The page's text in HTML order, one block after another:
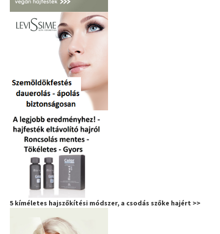
5 kíméletes hajszőkítési módszer, a csodás szőke hajért >>